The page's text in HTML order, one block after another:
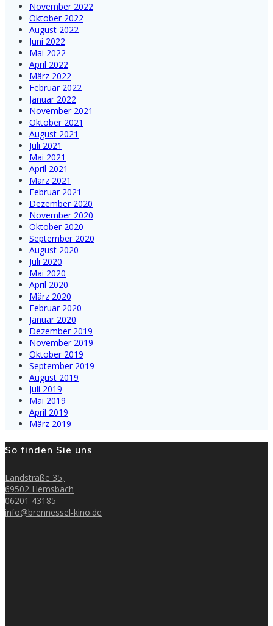
November 2022
Oktober 2022
August 2022
Juni 2022
Mai 2022
April 2022
März 2022
Februar 2022
Januar 2022
November 2021
Oktober 2021
August 2021
Juli 2021
Mai 2021
April 2021
März 2021
Februar 2021
Dezember 2020
November 2020
Oktober 2020
September 2020
August 2020
Juli 2020
Mai 2020
April 2020
März 2020
Februar 2020
Januar 2020
Dezember 2019
November 2019
Oktober 2019
September 2019
August 2019
Juli 2019
Mai 2019
April 2019
März 2019
So finden Sie uns
Landstraße 35,
69502 Hemsbach
06201 43185
info@brennessel-kino.de